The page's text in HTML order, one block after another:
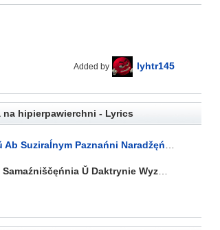
Added by lyhtr145
na hipierpawierchni - Lyrics
Hibeli Isnaha Ŭ Wučeńni Anihiliacyi, Jak Pra Pieršaęliemienty Praŭdziwaj Pryrody Askietyčnych Praliehamienaŭ Mižhałaktyčnaha Smutku Smierciśćwiardžajučaj Mudraści... Lyrics
Mainländęra, Jak Dumka Jakaja Biaskonca Pahłybliajecca Ad Z'jawy Da Sutnaści, Jość Adzina Dakładnaje Mierkawańnie Ab Wyšęjšaj Marali Indywiduaĺnaj Woli Supraćstajačaj... Lyrics